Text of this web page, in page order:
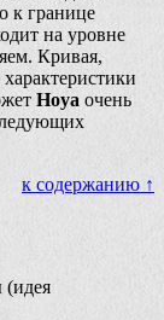
к границе
на уровне
Кривая,
Hoya очень
к содержанию ↑
(идея